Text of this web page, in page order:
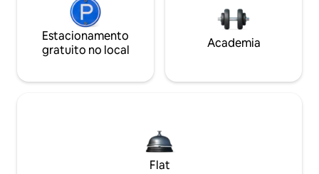
Estacionamento
gratuito no local
Academia
Flat